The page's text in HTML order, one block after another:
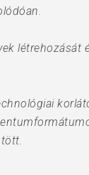
létrehozását